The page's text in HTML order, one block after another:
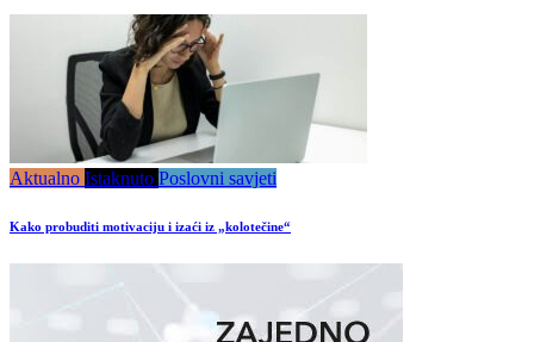
Aktualno Istaknuto Poslovni savjeti
Kako probuditi motivaciju i izaći iz „kolotečine“